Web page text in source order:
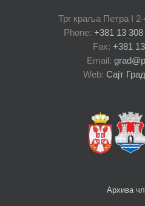
Трг краља Петра I
Phone: +381 13
Fax: +381
Email:
Web: Сајт
Архива